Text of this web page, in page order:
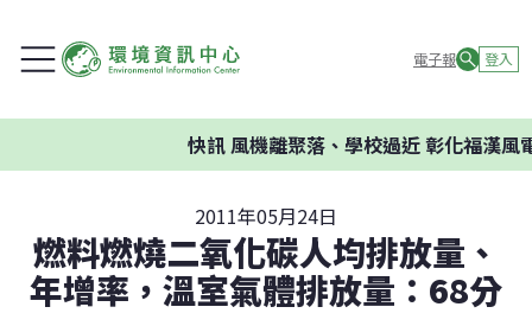
電子報 登入
快訊風機離聚落、學校過近 彰化福漢風電
2011年05月24日
燃料燃燒二氧化碳人均排放量、
年增率，溫室氣體排放量：68分